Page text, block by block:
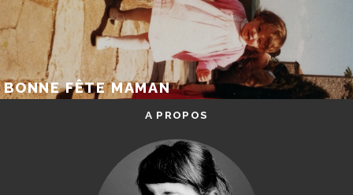
BONNE FÊTE MAMAN
A PROPOS